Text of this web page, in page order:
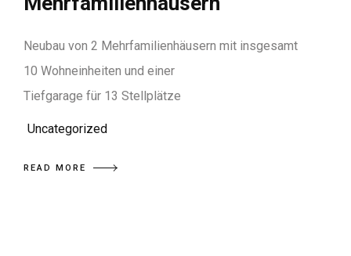
Neubau von 2 Mehrfamilienhäusern mit insgesamt
10 Wohneinheiten und einer
Tiefgarage für 13 Stellplätze
Uncategorized
READ MORE